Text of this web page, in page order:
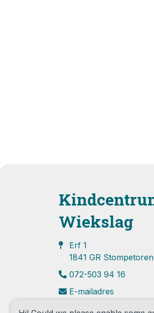
Wiekslag
Erf 1
1841 GR Stompetoren
072-503 94 16
E-mailadres